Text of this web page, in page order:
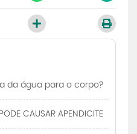
da água para o corpo?
CAUSAR APENDICITE